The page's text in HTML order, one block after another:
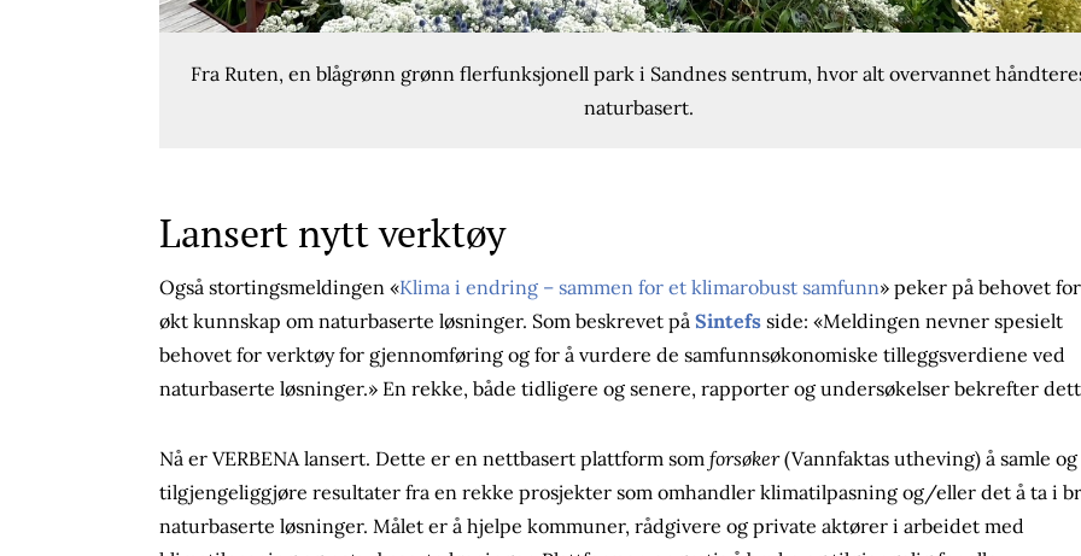
Fra Ruten, en blågrønn grønn flerfunksjonell park i Sandnes sentrum, hvor alt overvannet
naturbasert.
Lansert nytt verktøy
Også stortingsmeldingen «Klima i endring – sammen for et klimarobust samfunn» peker på behovet for
økt kunnskap om naturbaserte løsninger. Som beskrevet på Sintefs side: «Meldingen nevner spesielt
behovet for verktøy for gjennomføring og for å vurdere de samfunnsøkonomiske tilleggsverdiene ved
naturbaserte løsninger.» En rekke, både tidligere og senere, rapporter og undersøkelser bekrefter
Nå er VERBENA lansert. Dette er en nettbasert plattform som forsøker(Vannfaktas utheving) å samle og
tilgjengeliggjøre resultater fra en rekke prosjekter som omhandler klimatilpasning og/eller det å ta i
naturbaserte løsninger. Målet er å hjelpe kommuner, rådgivere og private aktører i arbeidet med